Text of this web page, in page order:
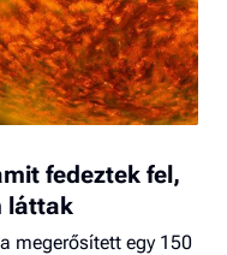
fedeztek fel,
láttak
megerősített egy 150